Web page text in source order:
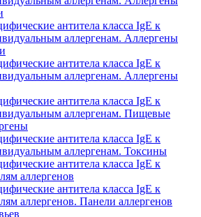
антитела класса IgE к
аллергенам. Аллергены
антитела класса IgE к
аллергенам. Аллергены
антитела класса IgE к
аллергенам. Пищевые
антитела класса IgE к
аллергенам. Токсины
антитела класса IgE к
аллергенов
антитела класса IgE к
аллергенов. Панели аллергенов